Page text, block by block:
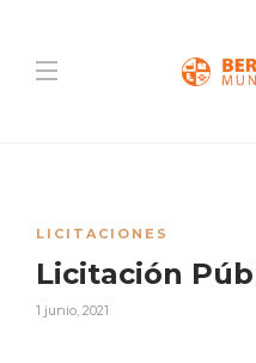
LICITACIONES
Licitación
1 junio, 2021